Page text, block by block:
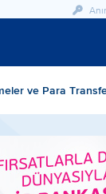
ve Para